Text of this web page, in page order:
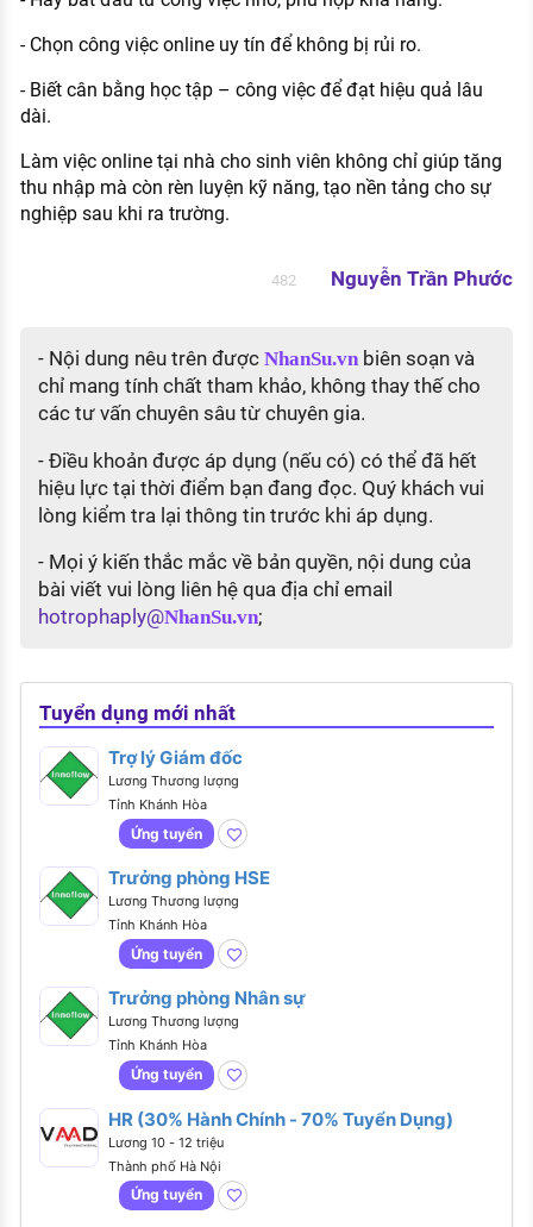
- Chọn công việc online uy tín để không bị rủi ro.
- Biết cân bằng học tập – công việc để đạt hiệu quả lâu
dài.
Làm việc online tại nhà cho sinh viên không chỉ giúp tăng
thu nhập mà còn rèn luyện kỹ năng, tạo nền tảng cho sự
nghiệp sau khi ra trường.
482 Nguyễn Trần Phước
- Nội dung nêu trên được NhanSu.vnbiên soạn và
chỉ mang tính chất tham khảo, không thay thế cho
các tư vấn chuyên sâu từ chuyên gia.
- Điều khoản được áp dụng (nếu có) có thể đã hết
hiệu lực tại thời điểm bạn đang đọc. Quý khách vui
lòng kiểm tra lại thông tin trước khi áp dụng.
- Mọi ý kiến thắc mắc về bản quyền, nội dung của
bài viết vui lòng liên hệ qua địa chỉ email
hotrophaply@NhanSu.vn;
Tuyển dụng mới nhất
Trợ lý Giám đốc
Lương Thương lượng
Tỉnh Khánh Hòa
Ứng tuyển
Trưởng phòng HSE
Lương Thương lượng
Tỉnh Khánh Hòa
Ứng tuyển
Trưởng phòng Nhân sự
Lương Thương lượng
Tỉnh Khánh Hòa
Ứng tuyển
HR (30% Hành Chính - 70% Tuyển Dụng)
Lương 10 - 12 triệu
Thành phố Hà Nội
Ứng tuyển